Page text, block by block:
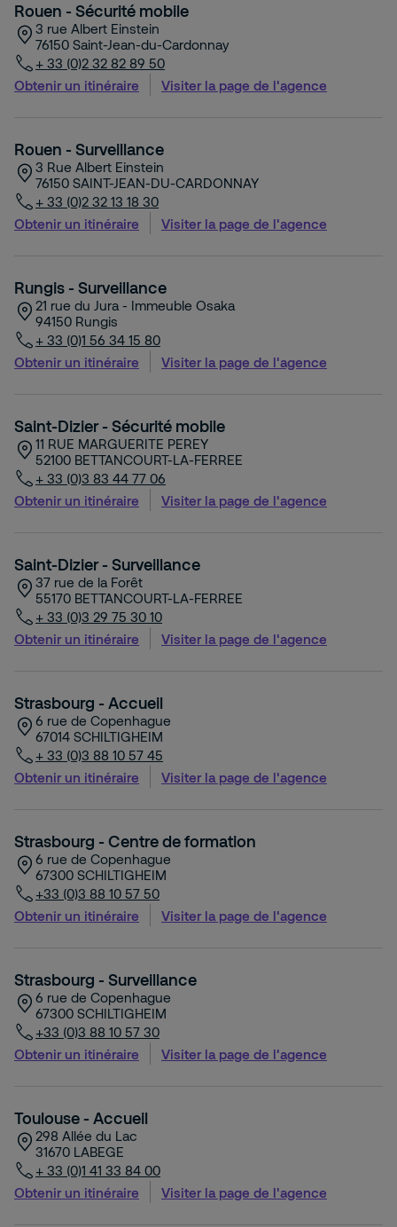
Rouen - Sécurité mobile
3 rue Albert Einstein
76150 Saint-Jean-du-Cardonnay
+ 33 (0)2 32 82 89 50
Obtenir un itinéraire
Visiter la page de l'agence
Rouen - Surveillance
3 Rue Albert Einstein
76150 SAINT-JEAN-DU-CARDONNAY
+ 33 (0)2 32 13 18 30
Obtenir un itinéraire
Visiter la page de l'agence
Rungis - Surveillance
21 rue du Jura - Immeuble Osaka
94150 Rungis
+ 33 (0)1 56 34 15 80
Obtenir un itinéraire
Visiter la page de l'agence
Saint-Dizier - Sécurité mobile
11 RUE MARGUERITE PEREY
52100 BETTANCOURT-LA-FERREE
+ 33 (0)3 83 44 77 06
Obtenir un itinéraire
Visiter la page de l'agence
Saint-Dizier - Surveillance
37 rue de la Forêt
55170 BETTANCOURT-LA-FERREE
+ 33 (0)3 29 75 30 10
Obtenir un itinéraire
Visiter la page de l'agence
Strasbourg - Accueil
6 rue de Copenhague
67014 SCHILTIGHEIM
+ 33 (0)3 88 10 57 45
Obtenir un itinéraire
Visiter la page de l'agence
Strasbourg - Centre de formation
6 rue de Copenhague
67300 SCHILTIGHEIM
+33 (0)3 88 10 57 50
Obtenir un itinéraire
Visiter la page de l'agence
Strasbourg - Surveillance
6 rue de Copenhague
67300 SCHILTIGHEIM
+33 (0)3 88 10 57 30
Obtenir un itinéraire
Visiter la page de l'agence
Toulouse - Accueil
298 Allée du Lac
31670 LABEGE
+ 33 (0)1 41 33 84 00
Obtenir un itinéraire
Visiter la page de l'agence